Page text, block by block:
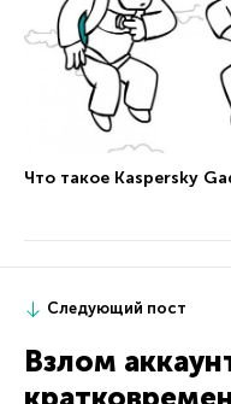
Что такое Kaspersky
Следующий пост
Взлом